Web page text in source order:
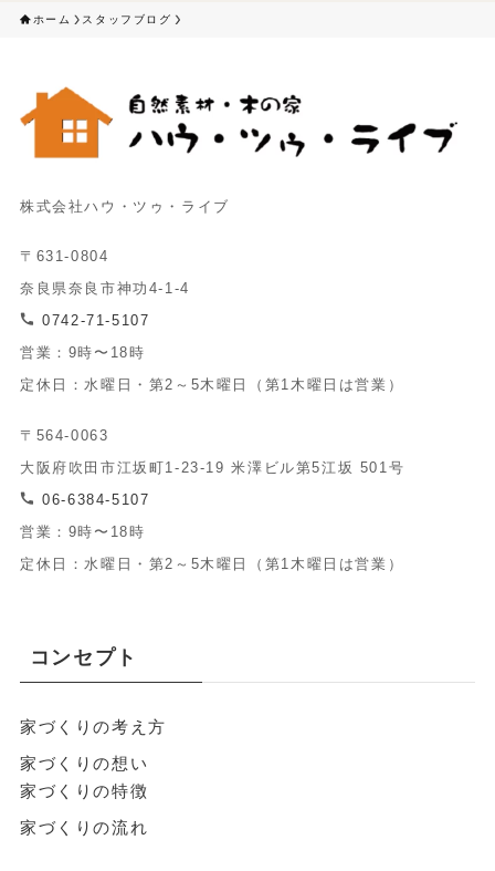
ホーム スタッフブログ
株式会社ハウ・ツゥ・ライブ
〒631-0804
奈良県奈良市神功4-1-4
0742-71-5107
営業：9時〜18時
定休日：水曜日・第2～5木曜日（第1木曜日は営業）
〒564-0063
大阪府吹田市江坂町1-23-19 米澤ビル第5江坂 501号
06-6384-5107
営業：9時〜18時
定休日：水曜日・第2～5木曜日（第1木曜日は営業）
コンセプト
家づくりの考え方
家づくりの想い
家づくりの特徴
家づくりの流れ